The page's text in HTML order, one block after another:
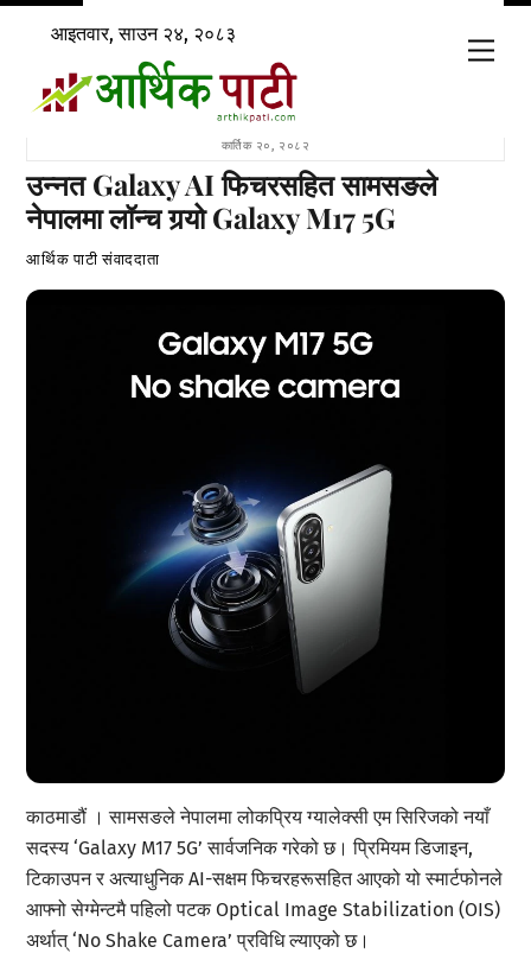
Skip
content
आइतवार, साउन २४, २०८३
कार्तिक २०, २०८२
उन्नत Galaxy AI फिचरसहित सामसङले
नेपालमा लॉन्च गर्‍यो Galaxy M17 5G
आर्थिक पाटी संवाददाता
काठमाडौं । सामसङले नेपालमा लोकप्रिय ग्यालेक्सी एम सिरिजको नयाँ
सदस्य ‘Galaxy M17 5G’ सार्वजनिक गरेको छ। प्रिमियम डिजाइन,
टिकाउपन र अत्याधुनिक AI-सक्षम फिचरहरूसहित आएको यो स्मार्टफोनले
आफ्नो सेग्मेन्टमै पहिलो पटक Optical Image Stabilization (OIS)
अर्थात् ‘No Shake Camera’ प्रविधि ल्याएको छ।